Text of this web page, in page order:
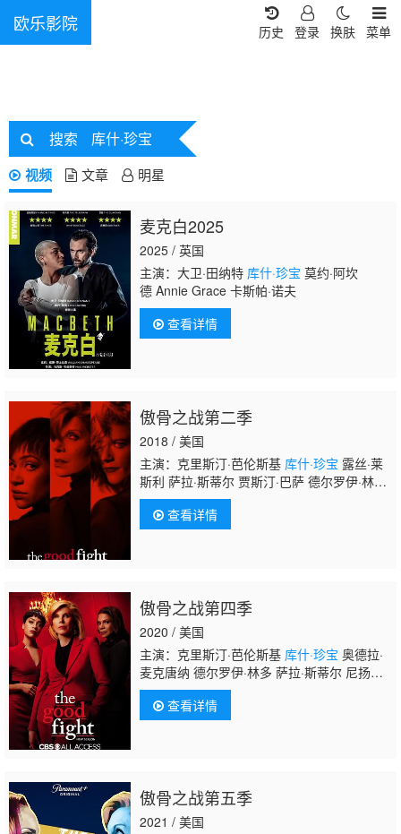
欧乐影院 菜单
换肤
登录
历史
搜索 库什·珍宝
视频 文章 明星
麦克白2025
2025 / 英国
主演：大卫·田纳特 库什·珍宝 莫约·阿坎
德 Annie Grace 卡斯帕·诺夫
查看详情
傲骨之战第二季
2018 / 美国
主演：克里斯汀·芭伦斯基 库什·珍宝 露丝·莱
斯利 萨拉·斯蒂尔 贾斯汀·巴萨 德尔罗伊·林
多 奥德拉·麦克唐纳 迈克尔·波特曼 尼扬比·尼
扬比 布莱恩·斯托克斯·米切尔 保罗·吉尔福伊
尔 艾丽卡·塔泽尔 杰里·阿德勒 杰妮·霍蒂谢
查看详情
傲骨之战第四季
2020 / 美国
主演：克里斯汀·芭伦斯基 库什·珍宝 奥德拉·
麦克唐纳 德尔罗伊·林多 萨拉·斯蒂尔 尼扬比·
尼扬比 迈克尔·波特曼 盖瑞·科尔 扎克·格雷尼
尔 迈克尔·J·福克斯 坦贝拉·佩里 泰隆·米切尔·
亨德森 迈克·普涅夫斯基 约翰·卡梅隆·米切
查看详情
傲骨之战第五季
2021 / 美国